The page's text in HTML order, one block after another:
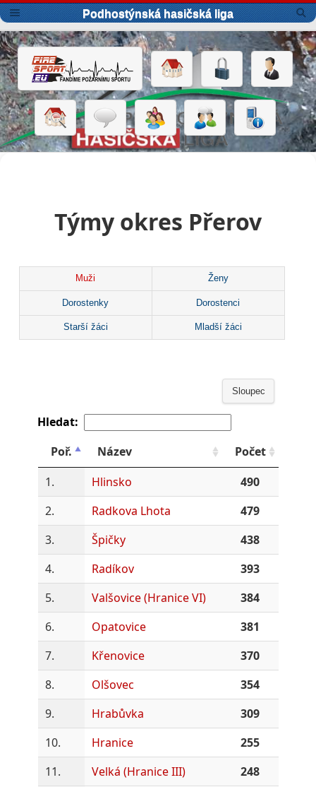
Podhostýnská hasičská liga
Týmy okres Přerov
Muži Ženy
Dorostenky Dorostenci
Starší žáci Mladší žáci
Sloupec
Hledat:
Poř.
Název
Počet
1.
Hlinsko
490
2.
Radkova Lhota
479
3.
Špičky
438
4.
Radíkov
393
5.
Valšovice (Hranice VI)
384
6.
Opatovice
381
7.
Křenovice
370
8.
Olšovec
354
9.
Hrabůvka
309
10.
Hranice
255
11.
Velká (Hranice III)
248